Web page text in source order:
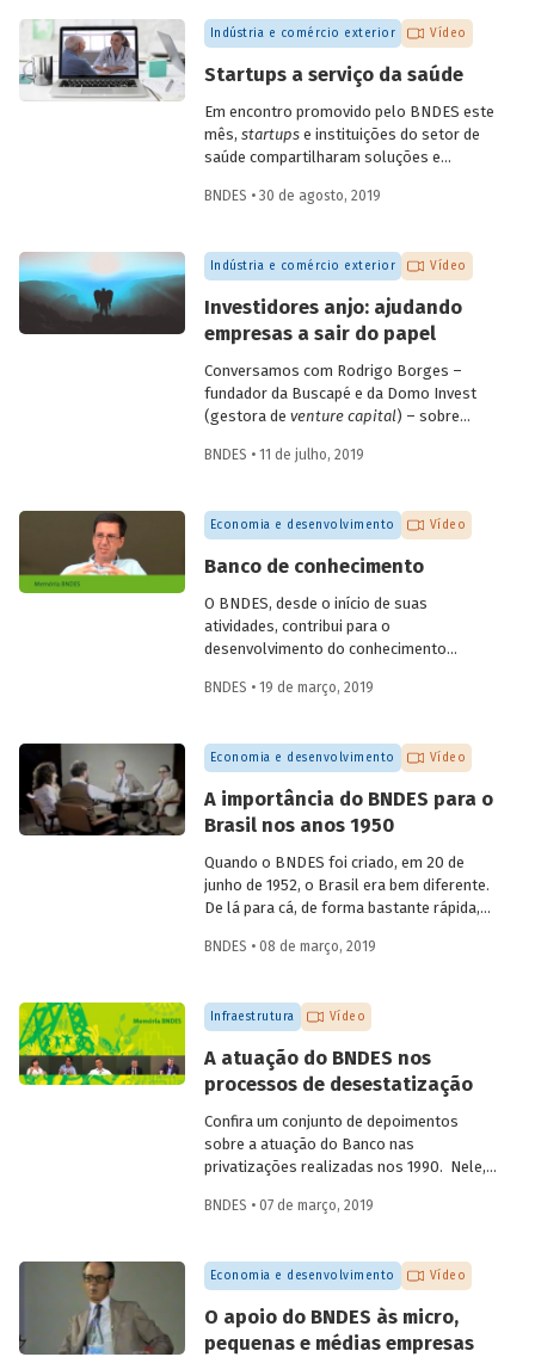
reunidos em uma única seção especial do
site do Banco.
Indústria e comércio exterior Vídeo
Startups a serviço da saúde
Em encontro promovido pelo BNDES este
mês, startupse instituições do setor de
saúde compartilharam soluções e
presença de mais de dez startups e de 15
e privado, incluindo hospitais, planos de
saúde, empresas farmacêuticas e
empresas de diagnóstico. Confira a seguir
as questões discutidas e vídeo com
alguns depoimentos do evento.
BNDES • 30 de agosto, 2019
Indústria e comércio exterior Vídeo
Investidores anjo: ajudando
empresas a sair do papel
Conversamos com Rodrigo Borges –
fundador da Buscapé e da Domo Invest
(gestora de venture capital) – sobre
Confira alguns destaques da entrevista e
anjo escolhem em quaisstartupsinvestir
e ajudam os empreendedores a tirar os
BNDES • 11 de julho, 2019
Economia e desenvolvimento Vídeo
Banco de conhecimento
O BNDES, desde o início de suas
atividades, contribui para o
desenvolvimento do conhecimento
reflexões internas e disponibilizando-as
produção editorial. O economista
Fernando Pimentel Puga, em depoimento
colhido pelo programa de memória do
Banco, durante as comemorações do
aniversário de 60 anos da instituição, em
2012, compartilha sua visão quanto à
atuação institucional na produção de
estudos e linhas de pesquisa.
BNDES • 19 de março, 2019
Economia e desenvolvimento Vídeo
A importância do BNDES para o
Brasil nos anos 1950
Quando o BNDES foi criado, em 20 de
junho de 1952, o Brasil era bem diferente.
De lá para cá, de forma bastante rápida,
desencadeadas ao mesmo tempo, em
o país começou a ficar moderno. Em
vídeo, dois ex-empregados do Banco que
trajetória da instituição abordam
questões que demonstram a importância
e o valor agregado pelo BNDES ao
projeto de desenvolvimento nacional.
BNDES • 08 de março, 2019
Infraestrutura Vídeo
A atuação do BNDES nos
processos de desestatização
Confira um conjunto de depoimentos
sobre a atuação do Banco nas
privatizações realizadas nos 1990. Nele,
desafios enfrentados à época e sobre os
dessas desestatizações.
BNDES • 07 de março, 2019
Economia e desenvolvimento Vídeo
O apoio do BNDES às micro,
pequenas e médias empresas